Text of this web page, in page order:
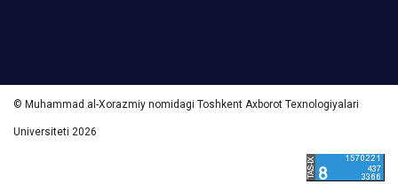
© Muhammad al-Xorazmiy nomidagi Toshkent Axborot Texnologiyalari
Universiteti 2026